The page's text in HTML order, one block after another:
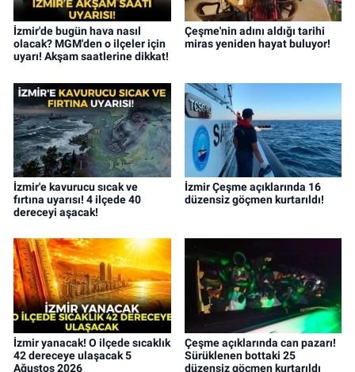
İzmir'de bugün hava nasıl
olacak? MGM'den o ilçeler için
uyarı! Akşam saatlerine dikkat!
Çeşme'nin adını aldığı tarihi
miras yeniden hayat buluyor!
İzmir'e kavurucu sıcak ve
fırtına uyarısı! 4 ilçede 40
dereceyi aşacak!
İzmir Çeşme açıklarında 16
düzensiz göçmen kurtarıldı!
İzmir yanacak! O ilçede sıcaklık
42 dereceye ulaşacak 5
Ağustos 2026
Çeşme açıklarında can pazarı!
Sürüklenen bottaki 25
düzensiz göçmen kurtarıldı